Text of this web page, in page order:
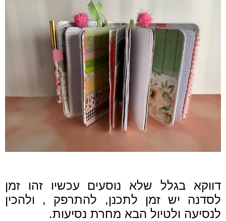
דווקא בגלל שלא נוסעים עכשיו זהו זמן
לסדנה יש זמן לתכנן, להתרפק , ולהכין
לנסיעה ולטיול הבא מחרת נסיעות.